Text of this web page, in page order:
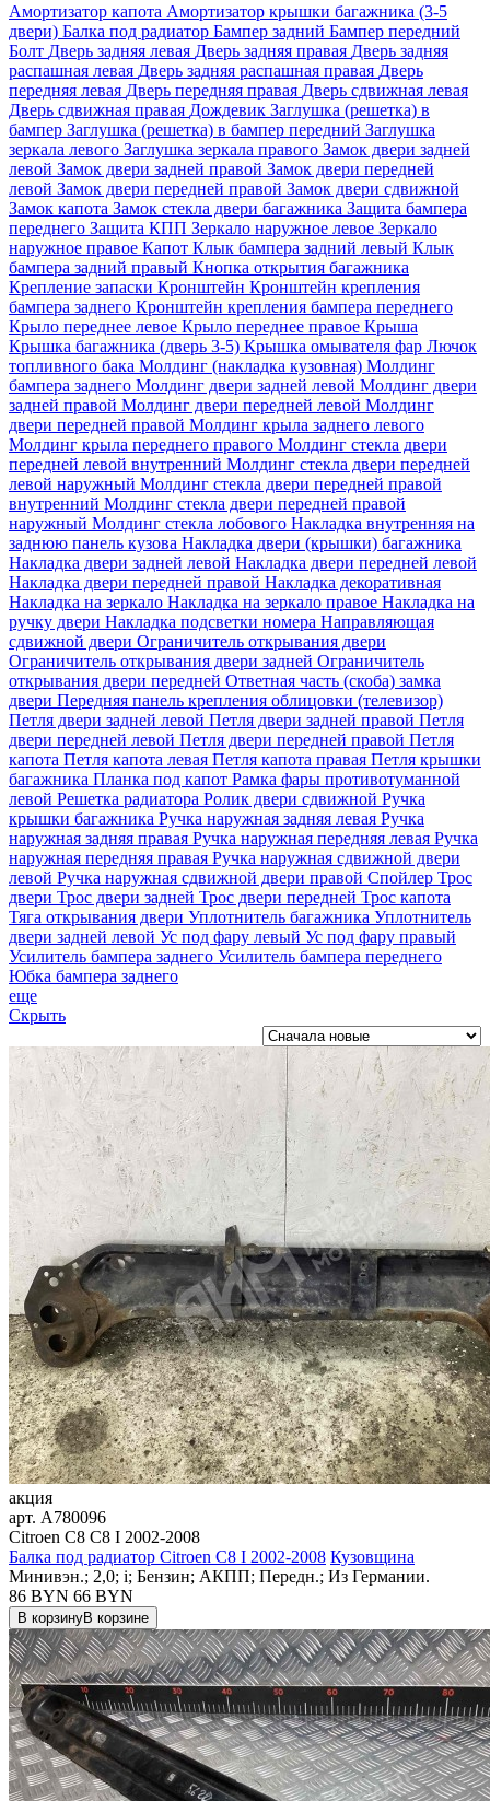
Амортизатор капота Амортизатор крышки багажника (3-5
двери) Балка под радиатор Бампер задний Бампер передний
Болт Дверь задняя левая Дверь задняя правая Дверь задняя
распашная левая Дверь задняя распашная правая Дверь
передняя левая Дверь передняя правая Дверь сдвижная левая
Дверь сдвижная правая Дождевик Заглушка (решетка) в
бампер Заглушка (решетка) в бампер передний Заглушка
зеркала левого Заглушка зеркала правого Замок двери задней
левой Замок двери задней правой Замок двери передней
левой Замок двери передней правой Замок двери сдвижной
Замок капота Замок стекла двери багажника Защита бампера
переднего Защита КПП Зеркало наружное левое Зеркало
наружное правое Капот Клык бампера задний левый Клык
бампера задний правый Кнопка открытия багажника
Крепление запаски Кронштейн Кронштейн крепления
бампера заднего Кронштейн крепления бампера переднего
Крыло переднее левое Крыло переднее правое Крыша
Крышка багажника (дверь 3-5) Крышка омывателя фар Лючок
топливного бака Молдинг (накладка кузовная) Молдинг
бампера заднего Молдинг двери задней левой Молдинг двери
задней правой Молдинг двери передней левой Молдинг
двери передней правой Молдинг крыла заднего левого
Молдинг крыла переднего правого Молдинг стекла двери
передней левой внутренний Молдинг стекла двери передней
левой наружный Молдинг стекла двери передней правой
внутренний Молдинг стекла двери передней правой
наружный Молдинг стекла лобового Накладка внутренняя на
заднюю панель кузова Накладка двери (крышки) багажника
Накладка двери задней левой Накладка двери передней левой
Накладка двери передней правой Накладка декоративная
Накладка на зеркало Накладка на зеркало правое Накладка на
ручку двери Накладка подсветки номера Направляющая
сдвижной двери Ограничитель открывания двери
Ограничитель открывания двери задней Ограничитель
открывания двери передней Ответная часть (скоба) замка
двери Передняя панель крепления облицовки (телевизор)
Петля двери задней левой Петля двери задней правой Петля
двери передней левой Петля двери передней правой Петля
капота Петля капота левая Петля капота правая Петля крышки
багажника Планка под капот Рамка фары противотуманной
левой Решетка радиатора Ролик двери сдвижной Ручка
крышки багажника Ручка наружная задняя левая Ручка
наружная задняя правая Ручка наружная передняя левая Ручка
наружная передняя правая Ручка наружная сдвижной двери
левой Ручка наружная сдвижной двери правой Спойлер Трос
двери Трос двери задней Трос двери передней Трос капота
Тяга открывания двери Уплотнитель багажника Уплотнитель
двери задней левой Ус под фару левый Ус под фару правый
Усилитель бампера заднего Усилитель бампера переднего
Юбка бампера заднего
еще
Скрыть
акция
арт. A780096
Citroen C8 C8 I 2002-2008
Балка под радиатор Citroen C8 I 2002-2008 Кузовщина
Минивэн.; 2,0; i; Бензин; АКПП; Передн.; Из Германии.
86 BYN 66 BYN
В корзинуВ корзине